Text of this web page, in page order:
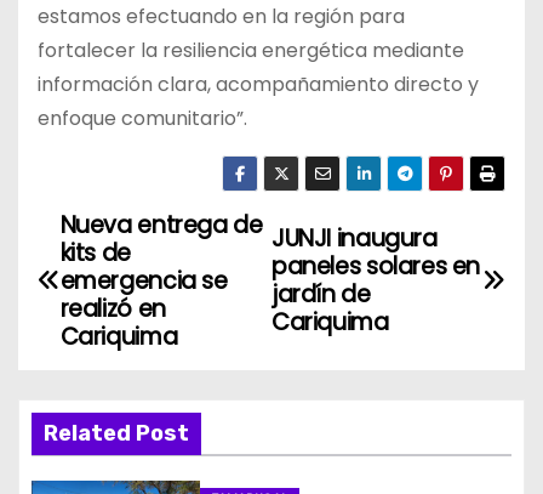
estamos efectuando en la región para
fortalecer la resiliencia energética mediante
información clara, acompañamiento directo y
enfoque comunitario”.
N
a
g
JUNJI inaugura
paneles solares en
jardín de
Cariquima
Nueva entrega de
kits de
emergencia se
realizó en
Cariquima
Related Post